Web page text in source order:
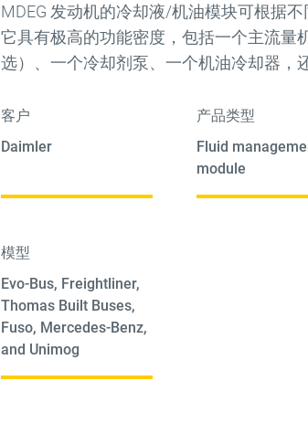
MDEG 发动机的冷却液/机油模块可根据
它具有极高的功能密度，包括一个主流量
选）、一个冷却剂泵、一个机油冷却器，
客户
Daimler
产品类型
Fluid
module
模型
Evo-Bus, Freightliner,
Thomas Built Buses,
Fuso, Mercedes-Benz,
and Unimog